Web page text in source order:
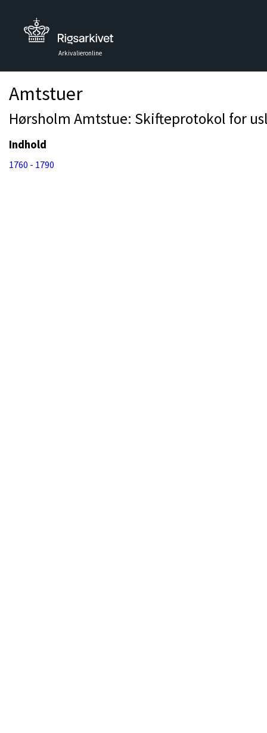
Arkivalieronline
Amtstuer
Hørsholm Amtstue: Skifteprotokol for
Indhold
1760 - 1790